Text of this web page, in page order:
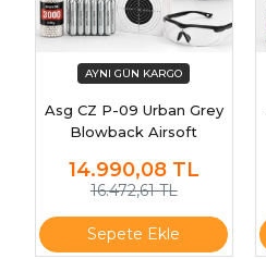
Asg CZ P-09 Urban Grey
Blowback Airsoft
14.990,08 TL
16.472,61 TL
Sepete Ekle